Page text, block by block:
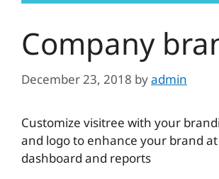
Company
December 23, 2018byadmin
Customize visitree with your
and logo to enhance your brand
dashboard and reports